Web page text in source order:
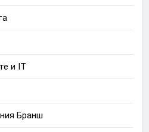
и IT
Бранш